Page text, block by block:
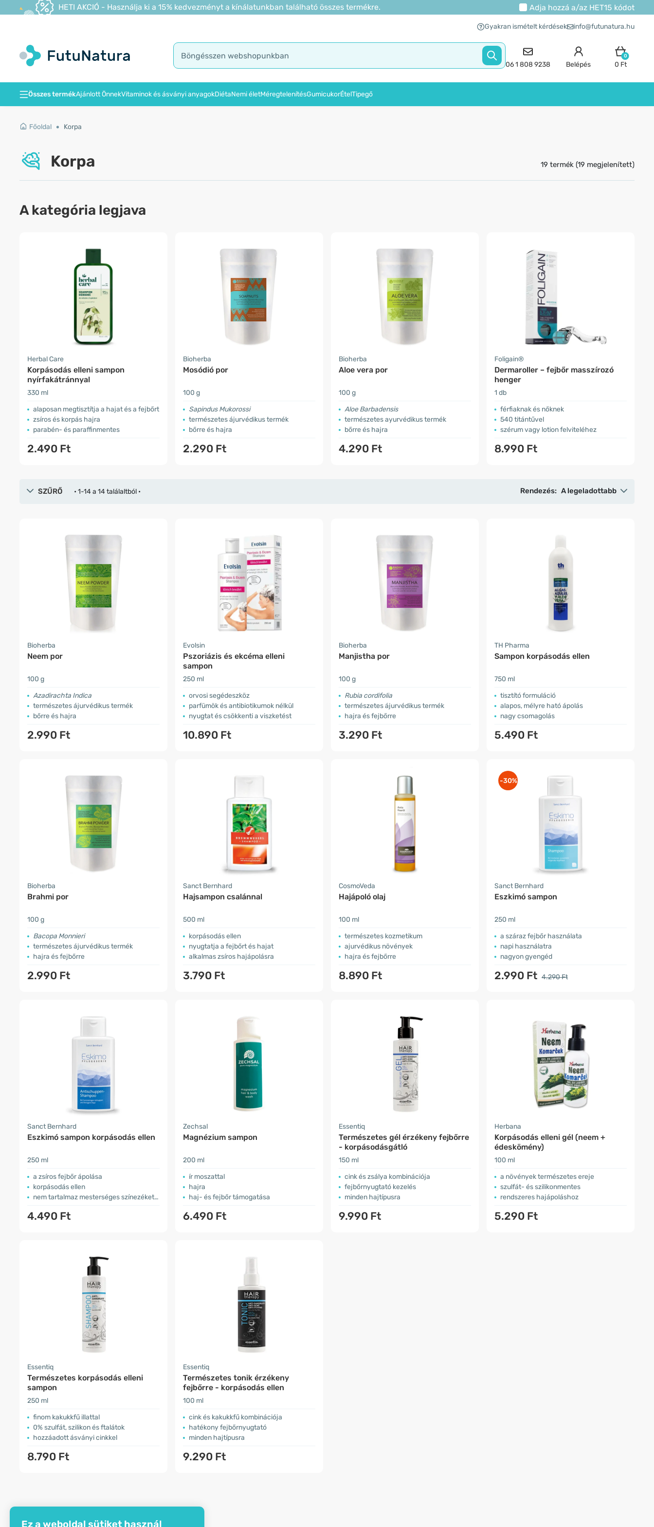
Ez a weboldal sütiket használ
HETI AKCIÓ - Használja ki a 15% kedvezményt a kínálatunkban található összes termékre. Adja hozzá a/az HET15 kódot
Gyakran ismételt kérdések info@futunatura.hu
06 1 808 9238 Belépés
0
0 Ft
Összes termékAjánlott ÖnnekVitaminok és ásványi anyagokDiétaNemi életMéregtelenítésGumicukorÉtelTipegő
Főoldal Korpa
Korpa 19 termék (19 megjelenített)
A kategória legjava
Herbal Care
Korpásodás elleni sampon
nyírfakátránnyal
330 ml
alaposan megtisztítja a hajat és a fejbőrt
zsíros és korpás hajra
parabén- és paraffinmentes
2.490 Ft
Bioherba
Mosódió por
100 g
Sapindus Mukorossi
természetes ájurvédikus termék
bőrre és hajra
2.290 Ft
Bioherba
Aloe vera por
100 g
Aloe Barbadensis
természetes ayurvédikus termék
bőrre és hajra
4.290 Ft
Foligain®
Dermaroller – fejbőr masszírozó
henger
1 db
férfiaknak és nőknek
540 titántűvel
szérum vagy lotion felviteléhez
8.990 Ft
SZŰRŐ • 1-14 a 14 találaltból • Rendezés: A legeladottabb
Bioherba
Neem por
100 g
Azadirachta Indica
természetes ájurvédikus termék
bőrre és hajra
2.990 Ft
Evolsin
Pszoriázis és ekcéma elleni
sampon
250 ml
orvosi segédeszköz
parfümök és antibiotikumok nélkül
nyugtat és csökkenti a viszketést
10.890 Ft
Bioherba
Manjistha por
100 g
Rubia cordifolia
természetes ájurvédikus termék
hajra és fejbőrre
3.290 Ft
TH Pharma
Sampon korpásodás ellen
750 ml
tisztító formuláció
alapos, mélyre ható ápolás
nagy csomagolás
5.490 Ft
Bioherba
Brahmi por
100 g
Bacopa Monnieri
természetes ájurvédikus termék
hajra és fejbőrre
2.990 Ft
Sanct Bernhard
Hajsampon csalánnal
500 ml
korpásodás ellen
nyugtatja a fejbőrt és hajat
alkalmas zsíros hajápolásra
3.790 Ft
CosmoVeda
Hajápoló olaj
100 ml
természetes kozmetikum
ajurvédikus növények
hajra és fejbőrre
8.890 Ft
-30%
Sanct Bernhard
Eszkimó sampon
250 ml
a száraz fejbőr használata
napi használatra
nagyon gyengéd
2.990 Ft 4.290 Ft
Sanct Bernhard
Eszkimó sampon korpásodás ellen
250 ml
a zsíros fejbőr ápolása
korpásodás ellen
nem tartalmaz mesterséges színezéket és illatanyagot
4.490 Ft
Zechsal
Magnézium sampon
200 ml
ír moszattal
hajra
haj- és fejbőr támogatása
6.490 Ft
Essentiq
Természetes gél érzékeny fejbőrre
- korpásodásgátló
150 ml
cink és zsálya kombinációja
fejbőrnyugtató kezelés
minden hajtípusra
9.990 Ft
Herbana
Korpásodás elleni gél (neem +
édeskömény)
100 ml
a növények természetes ereje
szulfát- és szilikonmentes
rendszeres hajápoláshoz
5.290 Ft
Essentiq
Természetes korpásodás elleni
sampon
250 ml
finom kakukkfű illattal
0% szulfát, szilikon és ftalátok
hozzáadott ásványi cinkkel
8.790 Ft
Essentiq
Természetes tonik érzékeny
fejbőrre - korpásodás ellen
100 ml
cink és kakukkfű kombinációja
hatékony fejbőrnyugtató
minden hajtípusra
9.290 Ft